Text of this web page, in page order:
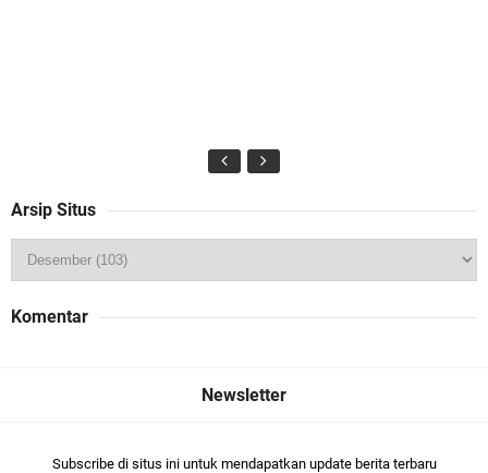
Arsip Situs
Komentar
Subscribe di situs ini untuk mendapatkan update berita terbaru